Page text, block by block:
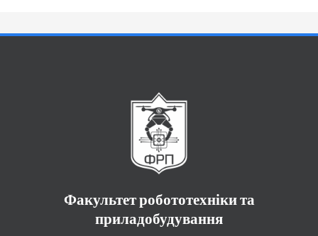
Факультет робототехніки та
приладобудування